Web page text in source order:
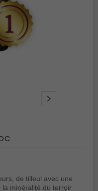

de tilleul avec une
minéralité du terroir